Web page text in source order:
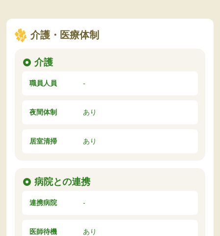
介護・医療体制
介護
職員人員 -
夜間体制 あり
居室清掃 あり
病院との連携
連携病院 -
医師待機 あり